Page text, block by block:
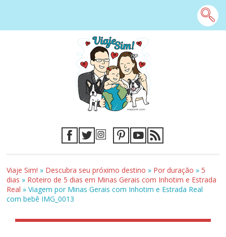
Viaje Sim! » Descubra seu próximo destino » Por duração »5
dias » Roteiro de 5 dias em Minas Gerais com Inhotim e Estrada
Real »Viagem por Minas Gerais com Inhotim e Estrada Real
com bebê IMG_0013